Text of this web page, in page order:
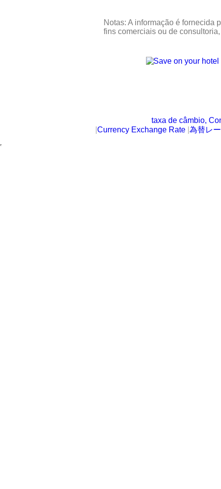
Notas: A informação é fornecida
fins comerciais ou de
taxa de câmbio,
Currency Exchange Rate 為替レ